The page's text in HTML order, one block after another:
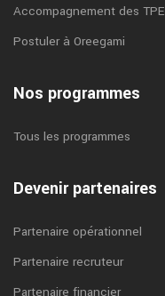
Accompagnement des TPE
Postuler à Oreegami
Nos programmes
Tous les programmes
Devenir partenaires
Partenaire opérationnel
Partenaire recruteur
Partenaire financier